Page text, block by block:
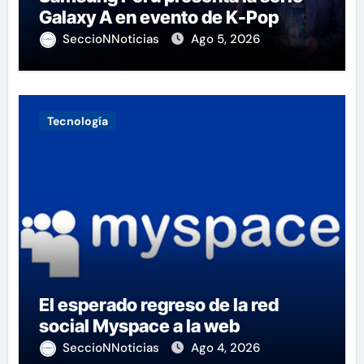
Galaxy A en evento de K-Pop
SeccioNNoticias Ago 5, 2026
Tecnología
El esperado regreso de la red
social Myspace a la web
SeccioNNoticias Ago 4, 2026